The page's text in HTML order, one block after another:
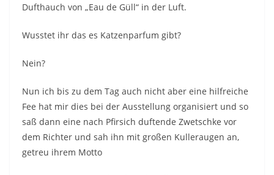
Dufthauch von „Eau de Güll“ in der Luft.
Wusstet ihr das es Katzenparfum gibt?
Nein?
Nun ich bis zu dem Tag auch nicht aber eine hilfreiche
Fee hat mir dies bei der Ausstellung organisiert und so
saß dann eine nach Pfirsich duftende Zwetschke vor
dem Richter und sah ihn mit großen Kulleraugen an,
getreu ihrem Motto